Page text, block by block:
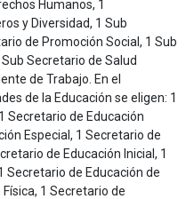
Humanos, 1
y Diversidad, 1 Sub
de Promoción Social, 1 Sub
Secretario de Salud
de Trabajo. En el
de la Educación se eligen: 1
Secretario de Educación
Especial, 1 Secretario de
de Educación Inicial, 1
Secretario de Educación de
1 Secretario de